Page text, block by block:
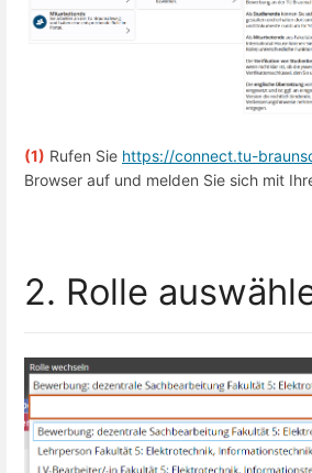
(1) Rufen Sie https://connect.tu-
Browser auf und melden Sie sich mit
2. Rolle